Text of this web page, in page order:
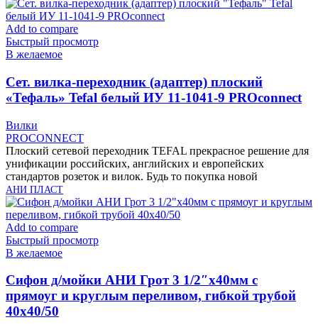
Add to compare
Быстрый просмотр
В желаемое
Cет. вилка-переходник (адаптер) плоский
«Тефаль» Tefal белый ИУ 11-1041-9 PROconnect
Вилки
PROCONNECT
Плоский сетевой переходник TEFAL прекрасное решение для
унификации российских, английских и европейских
стандартов розеток и вилок. Будь то покупка новой
АНИ ПЛАСТ
Add to compare
Быстрый просмотр
В желаемое
Cифон д/мойки АНИ Грот 3 1/2″х40мм с
прямоуг и круглым переливом, гибкой трубой
40х40/50